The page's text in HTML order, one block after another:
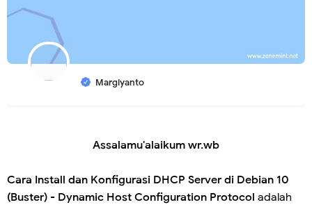
Margiyanto
Assalamu'alaikum wr.wb
Cara Install dan Konfigurasi DHCP Server di Debian 10
(Buster) - Dynamic Host Configuration Protocol adalah